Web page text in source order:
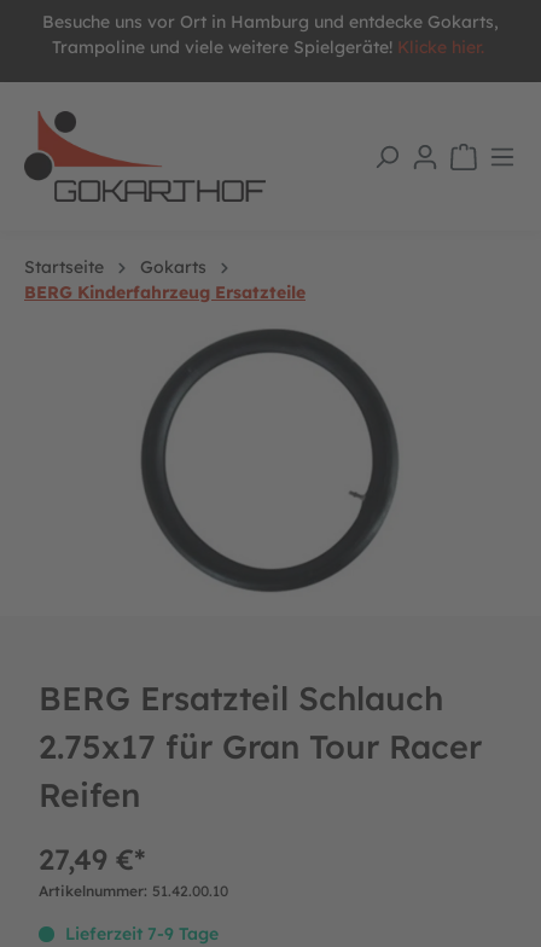
springen
Besuche uns vor Ort in Hamburg und entdecke Gokarts,
Trampoline und viele weitere Spielgeräte! Klicke hier.
Startseite
Gokarts
BERG Kinderfahrzeug Ersatzteile
Bildergalerie überspringen
BERG Ersatzteil Schlauch
2.75x17 für Gran Tour Racer
Reifen
27,49 €*
Artikelnummer: 51.42.00.10
Lieferzeit 7-9 Tage